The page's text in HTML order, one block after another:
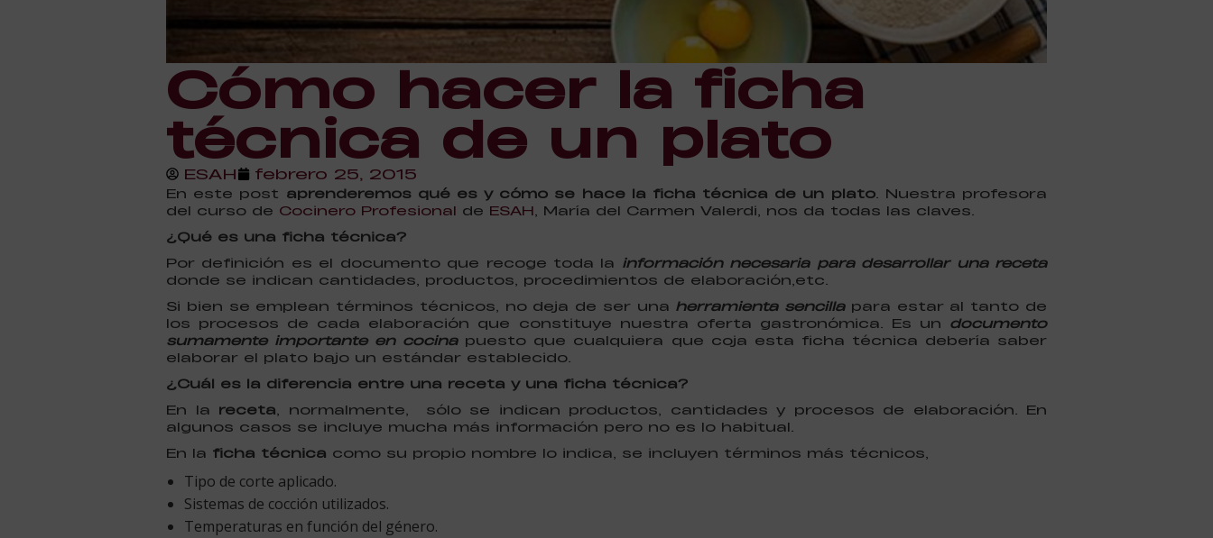
Cómo hacer la ficha
técnica de un plato
ESAH febrero 25, 2015
En este post aprenderemos qué es y cómo se hace la ficha técnica de un plato. Nuestra profesora
del curso de Cocinero Profesional de ESAH, María del Carmen Valerdi, nos da todas las claves.
¿Qué es una ficha técnica?
Por definición es el documento que recoge toda la información necesaria para desarrollar una receta
donde se indican cantidades, productos, procedimientos de elaboración,etc.
Si bien se emplean términos técnicos, no deja de ser una herramienta sencillapara estar al tanto de
los procesos de cada elaboración que constituye nuestra oferta gastronómica. Es un documento
sumamente importante en cocinapuesto que cualquiera que coja esta ficha técnica debería saber
elaborar el plato bajo un estándar establecido.
¿Cuál es la diferencia entre una receta y una ficha técnica?
En la receta, normalmente, sólo se indican productos, cantidades y procesos de elaboración. En
algunos casos se incluye mucha más información pero no es lo habitual.
En la ficha técnica como su propio nombre lo indica, se incluyen términos más técnicos,
Tipo de corte aplicado.
Sistemas de cocción utilizados.
Temperaturas en función del género.